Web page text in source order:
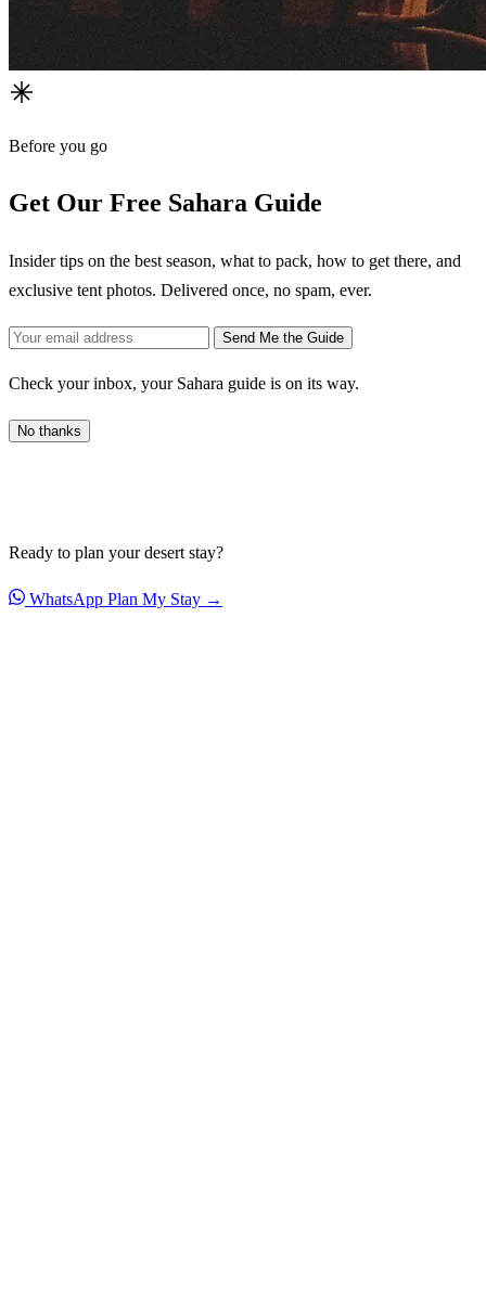
Before you go
Get Our Free Sahara Guide
Insider tips on the best season, what to pack, how to get there, and
exclusive tent photos. Delivered once, no spam, ever.
Send Me the Guide
Check your inbox, your Sahara guide is on its way.
No thanks
Ready to plan your desert stay?
WhatsApp Plan My Stay →